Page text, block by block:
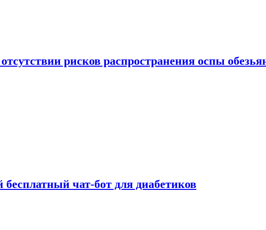
рисков распространения оспы
чат-бот для диабетиков